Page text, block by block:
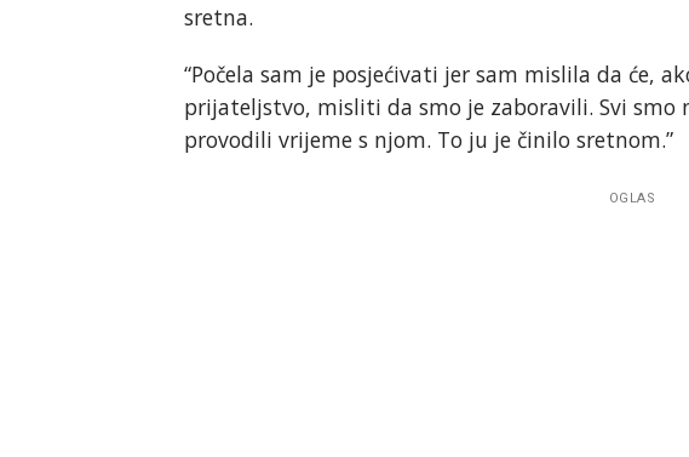
sretna.
“Počela sam je posjećivati jer sam mislila da će,
prijateljstvo, misliti da smo je zaboravili. Svi smo
provodili vrijeme s njom. To ju je činilo sretnom.”
OGLAS